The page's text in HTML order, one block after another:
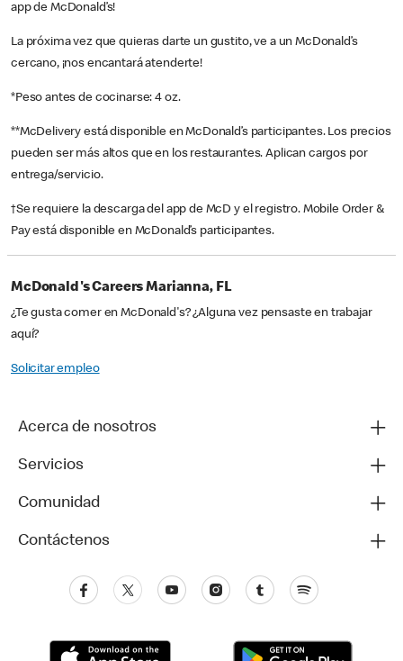
app de McDonald’s!
La próxima vez que quieras darte un gustito, ve a un McDonald’s
cercano, ¡nos encantará atenderte!
*Peso antes de cocinarse: 4 oz.
**McDelivery está disponible en McDonald’s participantes. Los precios
pueden ser más altos que en los restaurantes. Aplican cargos por
entrega/servicio.
†Se requiere la descarga del app de McD y el registro. Mobile Order &
Pay está disponible en McDonald’s participantes.
McDonald's Careers Marianna, FL
¿Te gusta comer en McDonald's? ¿Alguna vez pensaste en trabajar
aquí?
Solicitar empleo
Acerca de nosotros
Servicios
Comunidad
Contáctenos